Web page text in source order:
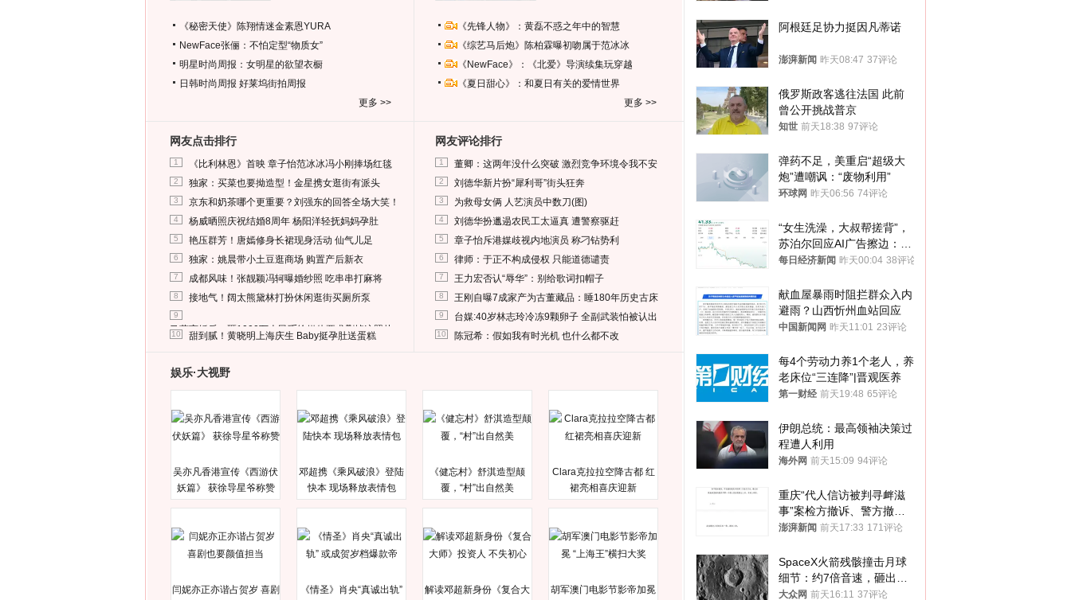
《秘密天使》陈翔情迷金素恩YURA
NewFace张俪：不怕定型“物质女”
明星时尚周报：女明星的欲望衣橱
日韩时尚周报 好莱坞街拍周报
更多 >>
《先锋人物》：黄磊不惑之年中的智慧
《综艺马后炮》陈柏霖曝初吻属于范冰冰
《NewFace》：《北爱》导演续集玩穿越
《夏日甜心》：和夏日有关的爱情世界
更多 >>
网友点击排行
1 《比利林恩》首映 章子怡范冰冰冯小刚捧场红毯
2 独家：买菜也要拗造型！金星携女逛街有派头
3 京东和奶茶哪个更重要？刘强东的回答全场大笑！
4 杨威晒照庆祝结婚8周年 杨阳洋轻抚妈妈孕肚
5 艳压群芳！唐嫣修身长裙现身活动 仙气儿足
6 独家：姚晨带小土豆逛商场 购置产后新衣
7 成都风味！张靓颖冯轲曝婚纱照 吃串串打麻将
8 接地气！阔太熊黛林打扮休闲逛街买厕所泵
9
马蓉离婚后，砸1000万人民币给媒体要求删掉这照片
10 甜到腻！黄晓明上海庆生 Baby挺孕肚送蛋糕
网友评论排行
1 董卿：这两年没什么突破 激烈竞争环境令我不安
2 刘德华新片扮“犀利哥”街头狂奔
3 为救母女俩 人艺演员中数刀(图)
4 刘德华扮邋遢农民工太逼真 遭警察驱赶
5 章子怡斥港媒歧视内地演员 称刁钻势利
6 律师：于正不构成侵权 只能道德谴责
7 王力宏否认“辱华”：别给歌词扣帽子
8 王刚自曝7成家产为古董藏品：睡180年历史古床
9 台媒:40岁林志玲冷冻9颗卵子 全副武装怕被认出
10 陈冠希：假如我有时光机 也什么都不改
娱乐·大视野
吴亦凡香港宣传《西游伏
妖篇》 获徐导星爷称赞
邓超携《乘风破浪》登陆
快本 现场释放表情包
《健忘村》舒淇造型颠
覆，“村”出自然美
Clara克拉拉空降古都 红
裙亮相喜庆迎新
闫妮亦正亦谐占贺岁 喜剧 《情圣》肖央“真诚出轨” 解读邓超新身份《复合大 胡军澳门电影节影帝加冕
阿根廷足协力挺因凡蒂诺
澎湃新闻 昨天08:47 37评论
俄罗斯政客逃往法国 此前
曾公开挑战普京
知世 前天18:38 97评论
弹药不足，美重启“超级大
炮”遭嘲讽：“废物利用”
环球网 昨天06:56 74评论
“女生洗澡，大叔帮搓背”，
苏泊尔回应AI广告擦边：视
频全下架，已强化内容管理
每日经济新闻 昨天00:04 38评论
献血屋暴雨时阻拦群众入内
避雨？山西忻州血站回应
中国新闻网 昨天11:01 23评论
每4个劳动力养1个老人，养
老床位“三连降”|晋观医养
第一财经 前天19:48 65评论
伊朗总统：最高领袖决策过
程遭人利用
海外网 前天15:09 94评论
重庆“代人信访被判寻衅滋
事”案检方撤诉、警方撤
案，两被告人获国赔
澎湃新闻 前天17:33 171评论
SpaceX火箭残骸撞击月球
细节：约7倍音速，砸出直
径约30米撞击坑
大众网 前天16:11 37评论